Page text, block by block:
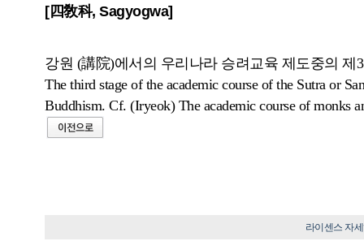
[四敎科, Sagyogwa]
강원 (講院)에서의 우리나라 승려교육 제도중의 제
The third stage of the academic course of the Sutra or
Buddhism. Cf. (Iryeok) The academic course of monks
라이센스 자